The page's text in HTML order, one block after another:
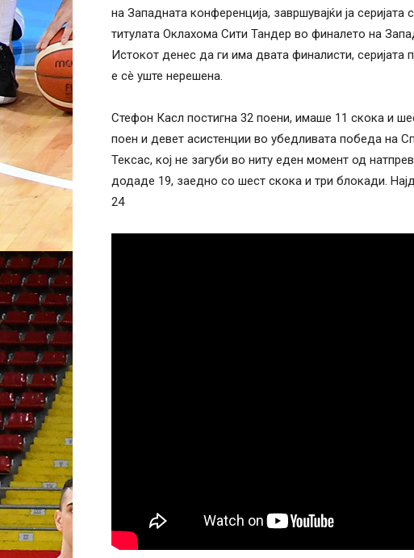
на Западната конференција, завршувајќи ја
титулата Оклахома Сити Тандер во финалето на
Истокот денес да ги има двата финалисти,
е сè уште нерешена.
Стефон Касл постигна 32 поени, имаше 11 скока и
поен и девет асистенции во убедливата победа на
Тексас, кој не загуби во ниту еден момент од
додаде 19, заедно со шест скока и три блокади.
24